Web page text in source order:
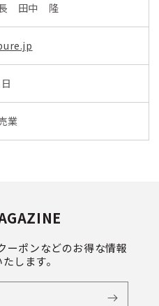
長 田中 隆
業
ーポンなどのお得な情報
します。